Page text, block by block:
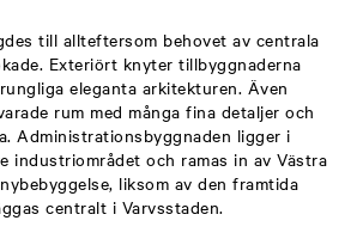
till allteftersom behovet av centrala
Exteriört knyter tillbyggnaderna
eleganta arkitekturen. Även
rum med många fina detaljer och
Administrationsbyggnaden ligger i
industriområdet och ramas in av Västra
liksom av den framtida
centralt i Varvsstaden.